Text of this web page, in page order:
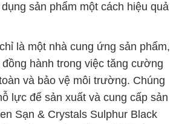
sản phẩm một cách hiệu quả
là một nhà cung ứng sản phẩm,
hành trong việc tăng cường
và bảo vệ môi trường. Chúng
lực để sản xuất và cung cấp sản
Sạn & Crystals Sulphur Black